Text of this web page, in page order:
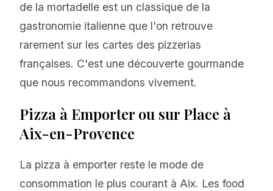
de la mortadelle est un classique de la
gastronomie italienne que l'on retrouve
rarement sur les cartes des pizzerias
françaises. C'est une découverte gourmande
que nous recommandons vivement.
Pizza à Emporter ou sur Place à
Aix-en-Provence
La pizza à emporter reste le mode de
consommation le plus courant à Aix. Les food